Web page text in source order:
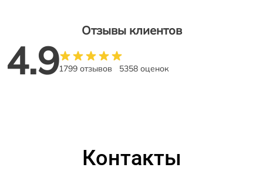
Отзывы клиентов
4.91799 отзывов 5358 оценок
Контакты